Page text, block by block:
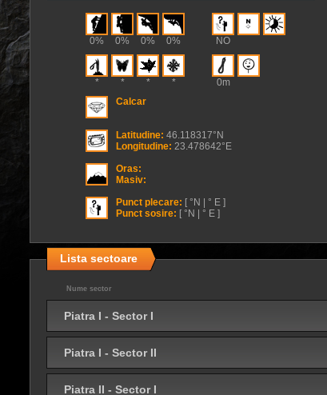
0% 0% 0% 0% NO
* * * *
0m
Calcar
Latitudine:46.118317°N
Longitudine:23.478642°E
Oras:
Masiv:
Punct plecare: [ °N | ° E ]
Punct sosire: [ °N | ° E ]
Lista sectoare
Nume sector
Piatra I - Sector I
Piatra I - Sector II
Piatra II - Sector I